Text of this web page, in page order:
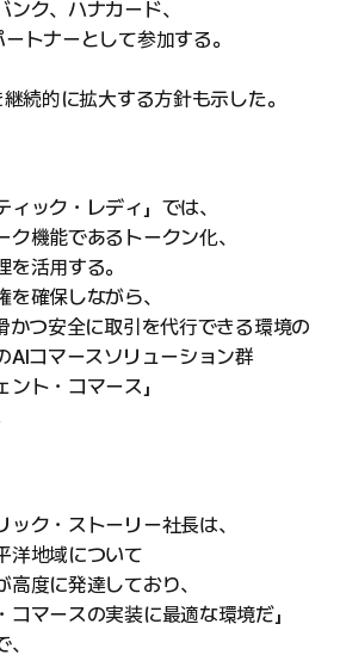
ク、ハナカード、
トナーとして参加する。
続的に拡大する方針も示した。
ィック・レディ」では、
ク機能であるトークン化、
活用する。
確保しながら、
かつ安全に取引を代行できる環境の
AIコマースソリューション群
ント・コマース」
ック・ストーリー社長は、
洋地域について
高度に発達しており、
マースの実装に最適な環境だ」